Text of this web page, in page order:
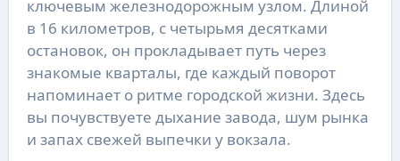
ключевым железнодорожным узлом. Длиной
в 16 километров, с четырьмя десятками
остановок, он прокладывает путь через
знакомые кварталы, где каждый поворот
напоминает о ритме городской жизни. Здесь
вы почувствуете дыхание завода, шум рынка
и запах свежей выпечки у вокзала.